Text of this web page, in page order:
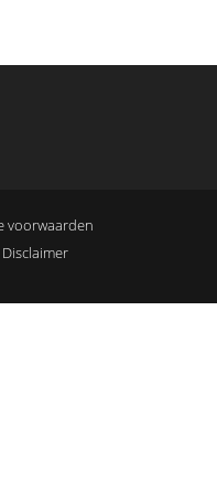
voorwaarden
Disclaimer